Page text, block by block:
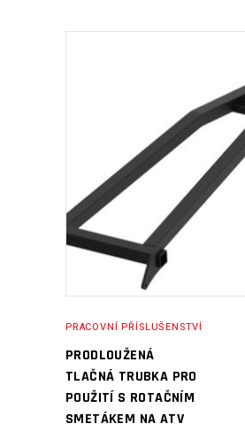
PŘIDAT DO KOŠÍKU
PRACOVNÍ PŘÍSLUŠENSTVÍ
PRODLOUŽENÁ
TLAČNÁ TRUBKA PRO
POUŽITÍ S ​​ROTAČNÍM
SMETÁKEM NA ATV